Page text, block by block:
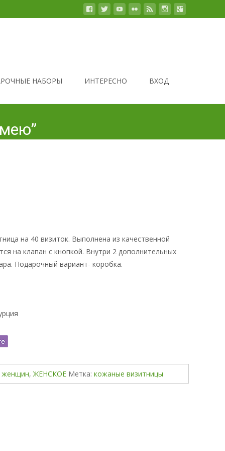
НАБОРЫ ИНТЕРЕСНО ВХОД
на 40 визиток. Выполнена из качественной
на клапан с кнопкой. Внутри 2 дополнительных
Подарочный вариант- коробка.
женщин,ЖЕНСКОЕ Метка: кожаные визитницы